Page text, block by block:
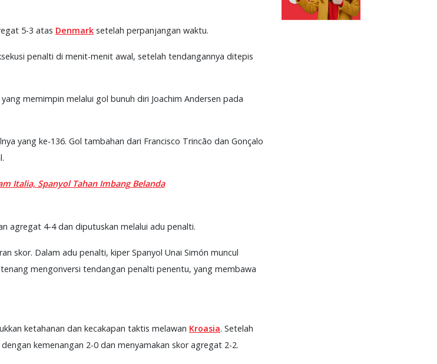
5-3 atas Denmark setelah perpanjangan waktu.
penalti di menit-menit awal, setelah tendangannya ditepis
memimpin melalui gol bunuh diri Joachim Andersen pada
yang ke-136. Gol tambahan dari Francisco Trincão dan Gonçalo
Italia, Spanyol Tahan Imbang Belanda
agregat 4-4 dan diputuskan melalui adu penalti.
skor. Dalam adu penalti, kiper Spanyol Unai Simón muncul
mengonversi tendangan penalti penentu, yang membawa
ketahanan dan kecakapan taktis melawan Kroasia. Setelah
kemenangan 2-0 dan menyamakan skor agregat 2-2.